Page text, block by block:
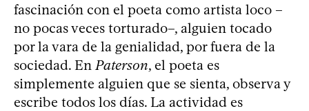
fascinación con el poeta como artista loco –
no pocas veces torturado–, alguien tocado
por la vara de la genialidad, por fuera de la
sociedad. En Paterson, el poeta es
simplemente alguien que se sienta, observa y
escribe todos los días. La actividad es